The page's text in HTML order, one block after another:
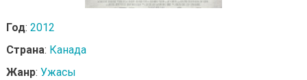
Год: 2012
Страна: Канада
Жанр: Ужасы